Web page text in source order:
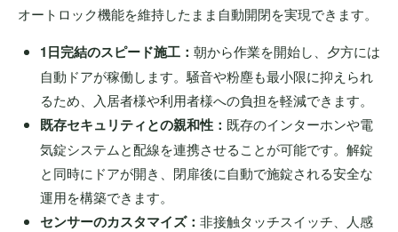
オートロック機能を維持したまま自動開閉を実現できます。
1日完結のスピード施工： 朝から作業を開始し、夕方には
自動ドアが稼働します。騒音や粉塵も最小限に抑えられ
るため、入居者様や利用者様への負担を軽減できます。
既存セキュリティとの親和性： 既存のインターホンや電
気錠システムと配線を連携させることが可能です。解錠
と同時にドアが開き、閉扉後に自動で施錠される安全な
運用を構築できます。
センサーのカスタマイズ： 非接触タッチスイッチ、人感